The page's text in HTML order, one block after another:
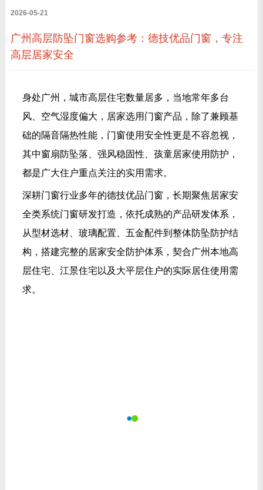
2026-05-21
广州高层防坠门窗选购参考：德技优品门窗，专注
高层居家安全
身处广州，城市高层住宅数量居多，当地常年多台
风、空气湿度偏大，居家选用门窗产品，除了兼顾基
础的隔音隔热性能，门窗使用安全性更是不容忽视，
其中窗扇防坠落、强风稳固性、孩童居家使用防护，
都是广大住户重点关注的实用需求。
深耕门窗行业多年的德技优品门窗，长期聚焦居家安
全类系统门窗研发打造，依托成熟的产品研发体系，
从型材选材、玻璃配置、五金配件到整体防坠防护结
构，搭建完整的居家安全防护体系，契合广州本地高
层住宅、江景住宅以及大平层住户的实际居住使用需
求。